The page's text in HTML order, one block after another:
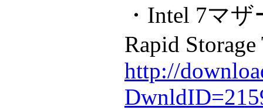
・Intel 7マ
Rapid
http://